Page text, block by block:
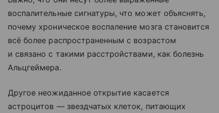
воспалительные сигнатуры, что может объяснять,
почему хроническое воспаление мозга становится
всё более распространенным с возрастом
и связано с такими расстройствами, как болезнь
Альцгеймера.
Другое неожиданное открытие касается
астроцитов — звездчатых клеток, питающих